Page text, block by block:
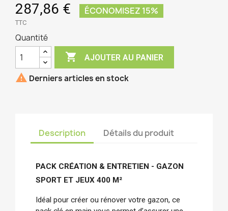
287,86 € ÉCONOMISEZ 15%
TTC
Quantité
 AJOUTER AU PANIER
 Derniers articles en stock
Description Détails du produit
PACK CRÉATION & ENTRETIEN - GAZON
SPORT ET JEUX 400 M²
Idéal pour créer ou rénover votre gazon, ce